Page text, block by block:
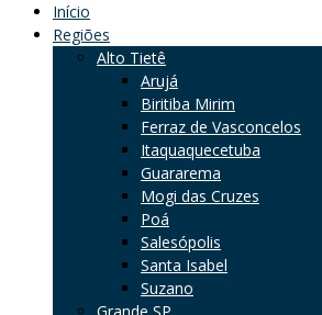
Início
Regiões
Alto Tietê
Arujá
Biritiba Mirim
Ferraz de Vasconcelos
Itaquaquecetuba
Guararema
Mogi das Cruzes
Poá
Salesópolis
Santa Isabel
Suzano